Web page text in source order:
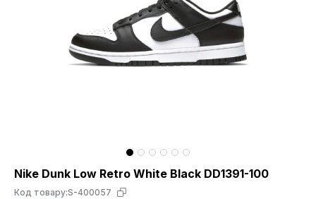
Nike Dunk Low Retro White Black DD1391-100
Код товару:S-400057